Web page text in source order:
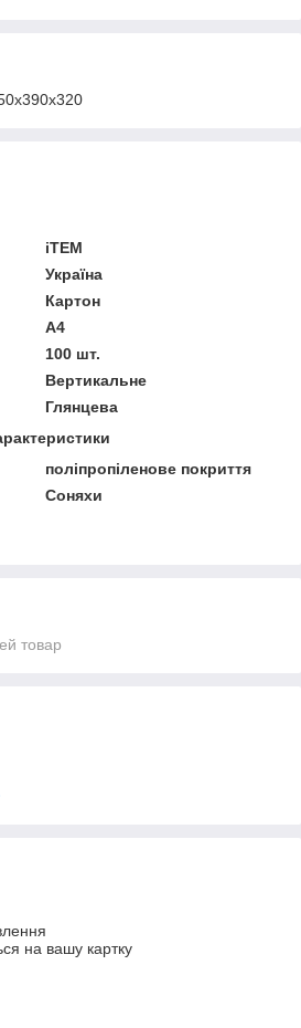
iTEM
Україна
Картон
A4
100 шт.
Вертикальне
Глянцева
поліпропіленове покриття
Соняхи
товар
на вашу картку